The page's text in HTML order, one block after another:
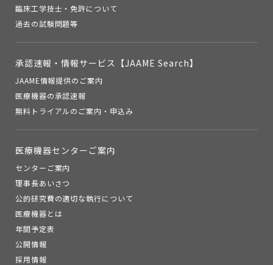
臨床工学技士・免許について
過去の試験問題等
承認速報・ 情報サービス【JAAME Search】
JAAME情報提供のご案内
医療機器の承認速報
無料トライアルのご案内・申込み
医療機器センターご案内
センターご案内
理事長あいさつ
公的研究費の適切な執行について
医療機器とは
年間予定表
公開情報
採用情報